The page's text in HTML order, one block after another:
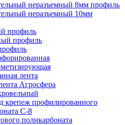
неразъемный 8мм профиль
неразъемный 10мм
профиль
профиль
лента
Агросфера
крепеж профилированного
С-8
поликарбоната